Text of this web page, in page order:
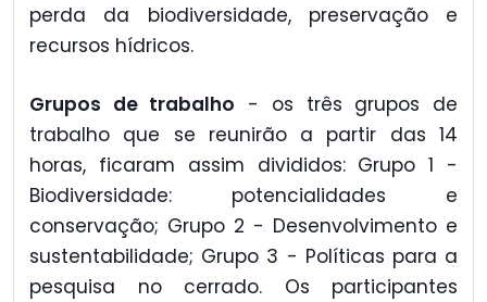
perda da biodiversidade, preservação e
recursos hídricos.
Grupos de trabalho - os três grupos de
trabalho que se reunirão a partir das 14
horas, ficaram assim divididos: Grupo 1 -
Biodiversidade: potencialidades e
conservação; Grupo 2 - Desenvolvimento e
sustentabilidade; Grupo 3 - Políticas para a
pesquisa no cerrado. Os participantes